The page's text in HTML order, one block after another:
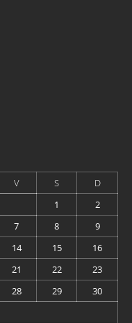
V S
D
1
2
7 8
9
14 15
16
21 22
23
28 29
30